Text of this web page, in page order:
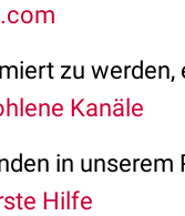
zu
Kanäle
in unserem
Hilfe